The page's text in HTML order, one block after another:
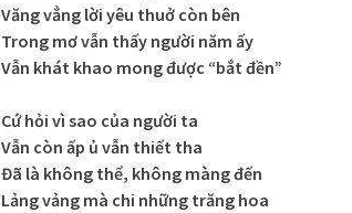
Văng vẳng lời yêu thuở còn bên
Trong mơ vẫn thấy người năm ấy
Vẫn khát khao mong được “bắt đền”
Cứ hỏi vì sao của người ta
Vẫn còn ấp ủ vẫn thiết tha
Đã là không thể, không màng đến
Lảng vảng mà chi những trăng hoa